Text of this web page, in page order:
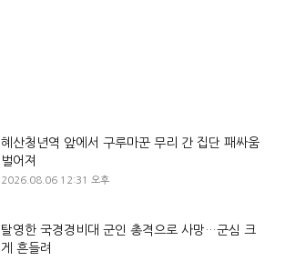
혜산청년역 앞에서 구루마꾼 무리 간 집단 패싸움
벌어져
2026.08.06 12:31 오후
탈영한 국경경비대 군인 총격으로 사망…군심 크
게 흔들려